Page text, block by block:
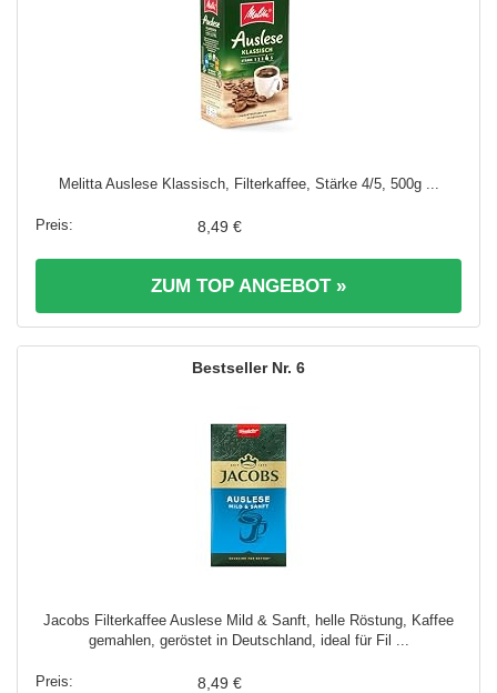
Melitta Auslese Klassisch, Filterkaffee, Stärke 4/5, 500g ...
8,49 €
ZUM TOP ANGEBOT »
6
Jacobs Filterkaffee Auslese Mild & Sanft, helle Röstung, Kaffee
gemahlen, geröstet in Deutschland, ideal für Fil ...
8,49 €